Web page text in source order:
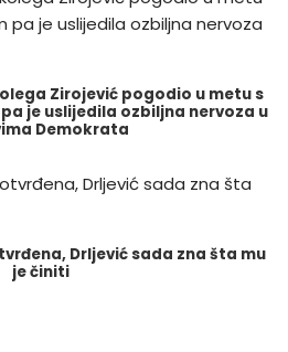
Zirojević pogodio u metu s
je uslijedila ozbiljna nervoza u
Demokrata
Drljević sada zna šta mu
je činiti